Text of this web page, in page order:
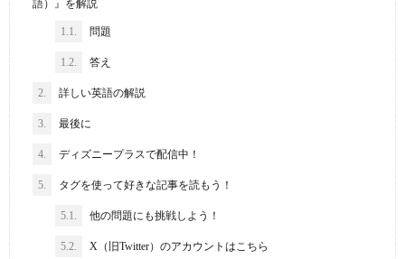
語）』を解説
1.1. 問題
1.2. 答え
2. 詳しい英語の解説
3. 最後に
4. ディズニープラスで配信中！
5. タグを使って好きな記事を読もう！
5.1. 他の問題にも挑戦しよう！
5.2. X（旧Twitter）のアカウントはこちら